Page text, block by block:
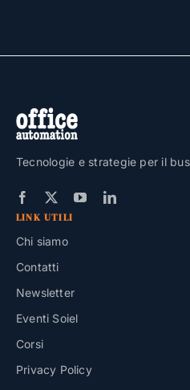
Tecnologie e strategie per il
LINK UTILI
Chi siamo
Contatti
Newsletter
Eventi Soiel
Corsi
Privacy Policy